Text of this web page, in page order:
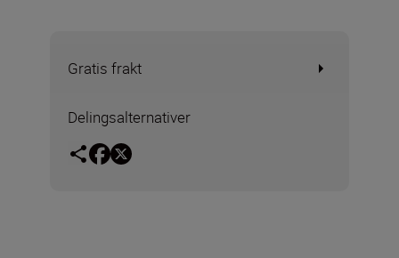
Gratis frakt
Delingsalternativer